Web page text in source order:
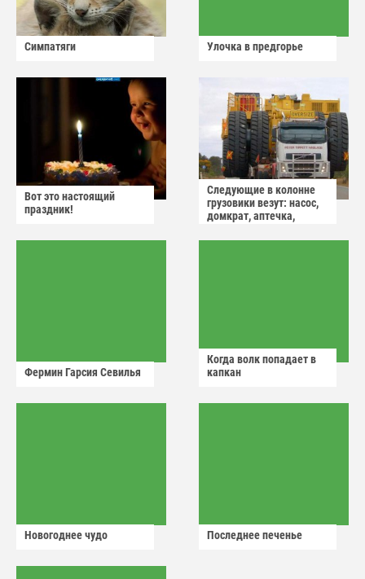
Симпатяги Улочка в предгорье
Вот это настоящий
праздник!
Следующие в колонне
грузовики везут: насос,
домкрат, аптечка,
Фермин Гарсия Севилья
Когда волк попадает в
капкан
Новогоднее чудо Последнее печенье